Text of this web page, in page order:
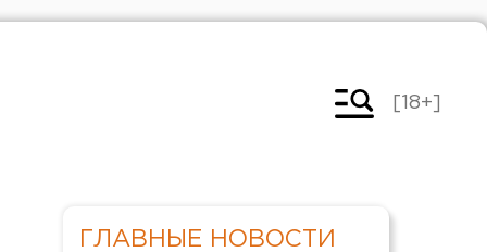
[18+]
ГЛАВНЫЕ НОВОСТИ